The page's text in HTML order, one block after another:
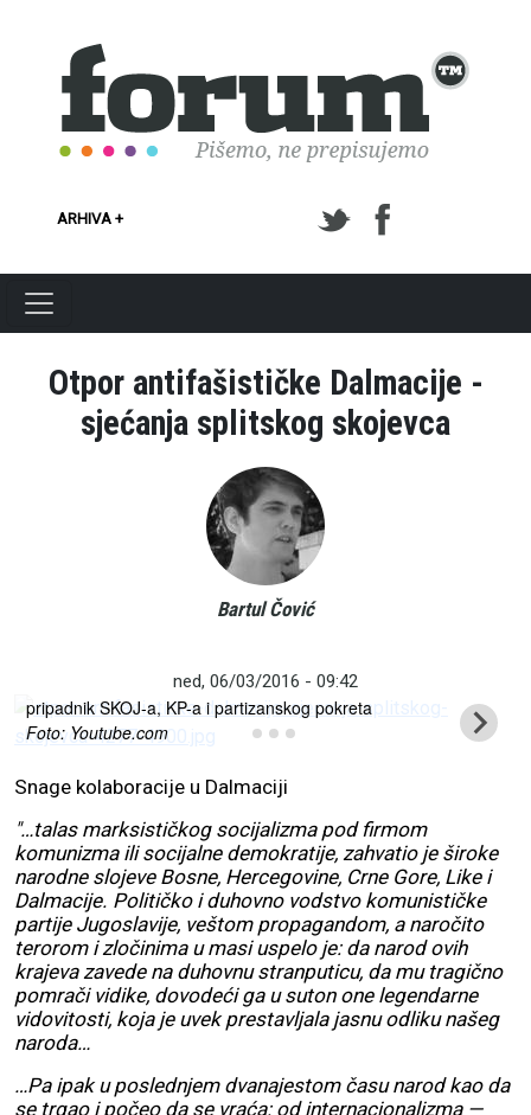
ARHIVA +
Otpor antifašističke Dalmacije -
sjećanja splitskog skojevca
Bartul Čović
ned, 06/03/2016 - 09:42
”Bez ikakve patetike! Split je bio grad heroj. Dani
Narodnooslobodilačke borbe u Splitu najslavniji su dani njegove
kaže Ante Jelaska, 91-godišnji umirovljeni kažalisni režiser,
pripadnik SKOJ-a, KP-a i partizanskog pokreta
Foto: Youtube.com
Snage kolaboracije u Dalmaciji
"…talas marksističkog socijalizma pod firmom
komunizma ili socijalne demokratije, zahvatio je široke
narodne slojeve Bosne, Hercegovine, Crne Gore, Like i
Dalmacije. Političko i duhovno vodstvo komunističke
partije Jugoslavije, veštom propagandom, a naročito
terorom i zločinima u masi uspelo je: da narod ovih
krajeva zavede na duhovnu stranputicu, da mu tragično
pomrači vidike, dovodeći ga u suton one legendarne
vidovitosti, koja je uvek prestavljala jasnu odliku našeg
naroda…
…Pa ipak u poslednjem dvanajestom času narod kao da
se trgao i počeo da se vraća: od internacionalizma —